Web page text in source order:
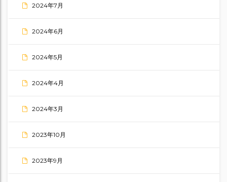
2024年7月
2024年6月
2024年5月
2024年4月
2024年3月
2023年10月
2023年9月